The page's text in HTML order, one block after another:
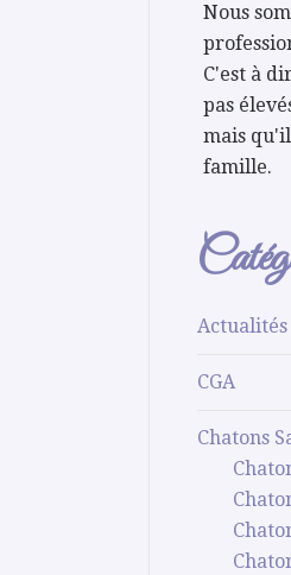
Nous
C'est à
pas
mais
famille.
Actualités
CGA
Chatons